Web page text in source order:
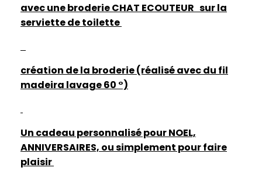
avec une broderie CHAT ECOUTEUR sur la
serviette de toilette
création de la broderie (réalisé avec du fil
madeira lavage 60 °)
Un cadeau personnalisé pour NOEL,
ANNIVERSAIRES, ou simplement pour faire
plaisir